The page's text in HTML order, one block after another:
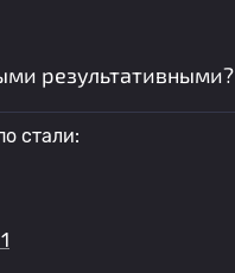
результативными?
стали: